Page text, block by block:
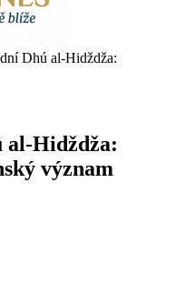
Dhú al-Hidždža:
al-Hidždža:
význam